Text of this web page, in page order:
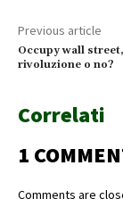
Previous article
Occupy wall street,
rivoluzione o no?
Correlati
1
Comments are